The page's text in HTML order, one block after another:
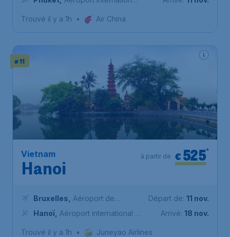
Trouvé il y a 1h • Air China
# 11
Vietnam
Hanoi
€ 525*
à partir de
Bruxelles
Aéroport de
Bruxelles-National
Hanoï Aéroport international de
Départ de: 11 nov.
Arrivé: 18 nov.
Trouvé il y a 1h • Juneyao Airlines